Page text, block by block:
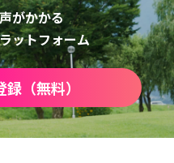
がかかる
ットフォーム
（無料）